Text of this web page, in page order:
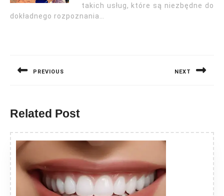
takich usług, które są niezbędne do
dokładnego rozpoznania…
PREVIOUS NEXT
Related Post